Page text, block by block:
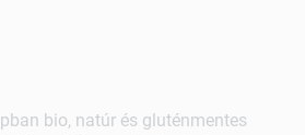
bio, natúr és gluténmentes